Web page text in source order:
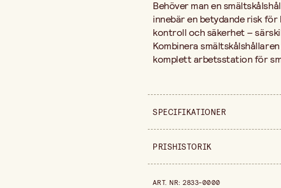
Behöver man en
innebär en betydande risk
kontroll och säkerhet –
Kombinera
komplett arbetsstation för
SPECIFIKATIONER
Säljs i
PRISHISTORIK
ART. NR:2833-0000